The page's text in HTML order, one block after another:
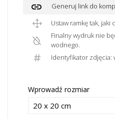
link
Generuj link do
Ustaw ramkę tak,
Finalny wydruk nie
wodnego.
Identyfikator zdjęcia:
Wprowadź rozmiar